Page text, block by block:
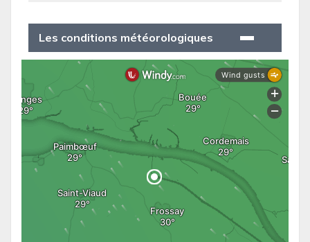
Les conditions météorologiques